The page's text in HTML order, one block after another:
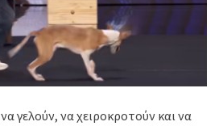
γελούν, να χειροκροτούν και να